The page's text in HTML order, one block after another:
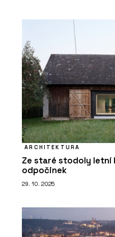
ARCHITEKTURA
Ze staré stodoly letní
odpočinek
29. 10. 2025